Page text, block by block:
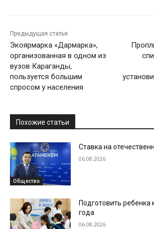
Предыдущая статья
Экоярмарка «Дармарка»,
организованная в одном из
вузов Караганды,
пользуется большим
спросом у населения
Похожие статьи
Общество
Ставка на
06.08.2026
Подготовить ребенка
года
06.08.2026